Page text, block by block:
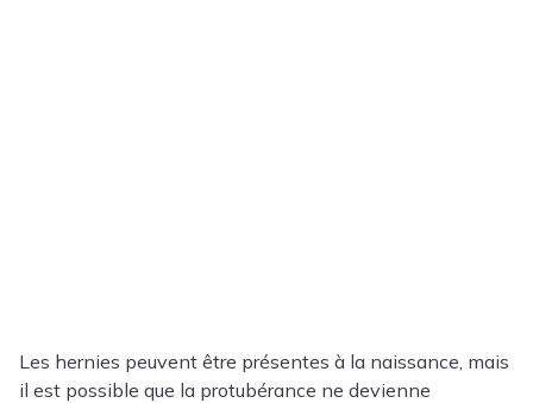
Les hernies peuvent être présentes à la naissance, mais
il est possible que la protubérance ne devienne